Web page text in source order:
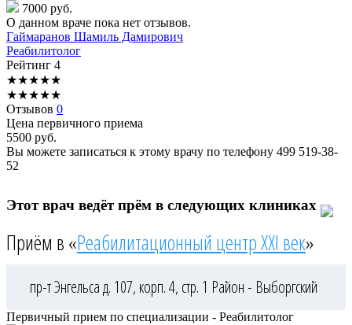
7000 руб.
О данном враче пока нет отзывов.
Гаймаранов Шамиль Дамирович
Реабилитолог
Рейтинг 4
★★★★★
★★★★★
Отзывов 0
Цена первичного приема
5500 руб.
Вы можете записаться к этому врачу по телефону 499 519-38-
52
Этот врач ведёт прём в следующих клиниках
Приём в «Реабилитационный центр XXI век»
пр-т Энгельса д. 107, корп. 4, стр. 1 Район - Выборгский
Первичный прием по специализации - Реабилитолог